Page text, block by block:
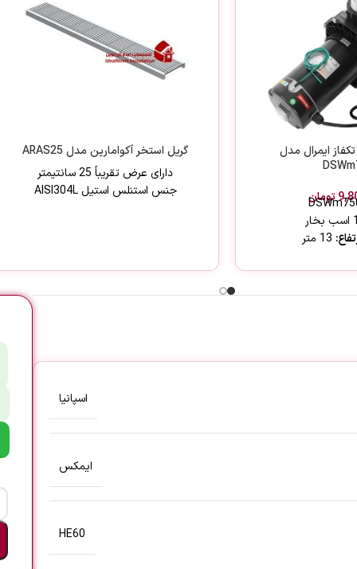
ایمرال مدل
تومان
2"
2"
گریل استخر آکوامارین مدل ARAS25
دارای عرض تقریباً 25 سانتیمتر
جنس استنلس استیل AISI304L
اسپانیا
ایمکس
HE60